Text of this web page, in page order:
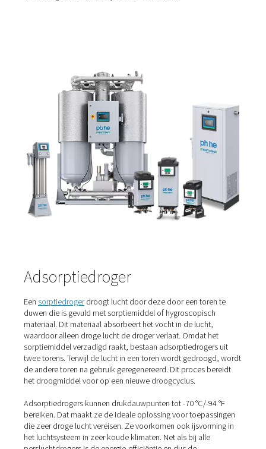
Koeldrogers
gekoelde luchtdrogeris afhankelijk van een
perslucht te koelen tot ongeveer 3-4 °C/40 °F. Hierdoor
condenseert het vocht in de lucht en kan het worden
Ze zijn de juiste oplossing als u werkt bij temperaturen
40 °C/104 °F en als uw doel voornamelijk
is.
aanzienlijke energiebesparingen te bieden.
Het is deze energie-efficiëntie en lage
koeldrogers tot een populaire keuze maken.
ze betrouwbare prestaties. Ook het gebruiksgemak en
eenvoudige onderhoud zijn sterke voordelen.